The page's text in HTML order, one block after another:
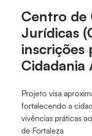
Centro de
Jurídicas
inscrições
Cidadania
Projeto visa
fortalecendo a
vivências práticas
de Fortaleza